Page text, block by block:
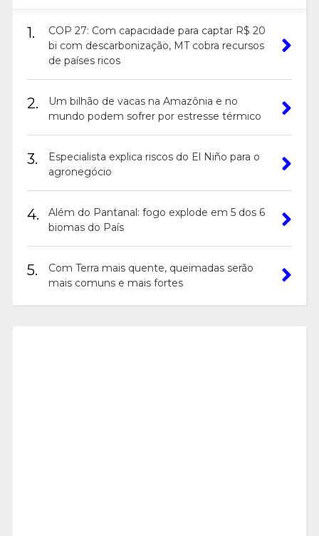
1.
COP 27: Com capacidade para captar R$ 20
bi com descarbonização, MT cobra recursos
de países ricos
2.
Um bilhão de vacas na Amazônia e no
mundo podem sofrer por estresse térmico
3.
Especialista explica riscos do El Niño para o
agronegócio
4.
Além do Pantanal: fogo explode em 5 dos 6
biomas do País
5.
Com Terra mais quente, queimadas serão
mais comuns e mais fortes